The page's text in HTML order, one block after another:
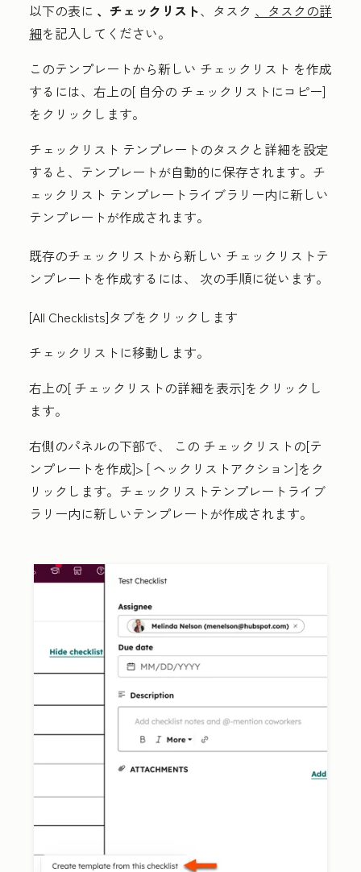
以下の表に 、チェックリスト、タスク 、タスクの詳
細を記入してください。
このテンプレートから新しい チェックリスト を作成
するには、右上の[ 自分の チェックリスト にコピー]
をクリックします。
チェックリスト テンプレートのタスクと詳細を設定
すると、テンプレートが自動的に保存されます。 チ
ェックリスト テンプレートライブラリー内に新しい
テンプレートが作成されます。
既存のチェックリストから新しい チェックリストテ
ンプレートを作成するには、 次の手順に従います。
[All Checklists]タブをクリックします
チェックリスト に移動します。
右上の[ チェックリストの詳細を表示]をクリックし
ます。
右側のパネルの下部で、
この チェックリストの[テ
ンプレートを作成]> [ ヘ ックリストアクション]をク
リックします。 チェックリストテンプレートライブ
ラリー内に新しいテンプレートが作成されます。